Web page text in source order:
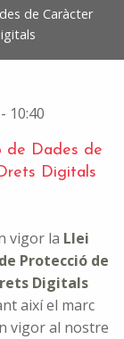
de Caràcter
10:40
de Dades de
Digitals
vigor la Llei
Protecció de
Digitals
així el marc
vigor al nostre